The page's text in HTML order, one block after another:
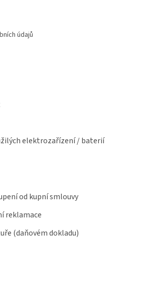
údajů
elektrozařízení / baterií
od kupní smlouvy
reklamace
(daňovém dokladu)